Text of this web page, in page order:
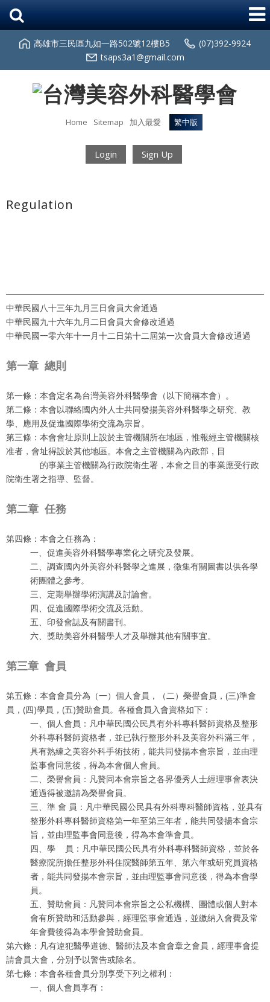
高雄市三民區九如一路502號12樓B5
(07)392-9924
tsaps3a1@gmail.com
Home Sitemap 加入最愛 繁中版
Login Sign Up
Regulation
中華民國八十三年九月三日會員大會通過
中華民國九十六年九月二日會員大會修改通過
中華民國一零六年十一月十二日第十二屆第一次會員大會修改通過
第一章 總則
第一條：本會定名為台灣美容外科醫學會（以下簡稱本會）。
第二條：本會以聯絡國內外人士共同發揚美容外科醫學之研究、教
學、應用及促進國際學術交流為宗旨。
第三條：本會會址原則上設於主管機關所在地區，惟報經主管機關核
准者，會址得設於其他地區。本會之主管機關為內政部，目
的事業主管機關為行政院衛生署，本會之目的事業應受行政
院衛生署之指導、監督。
第二章 任務
第四條：本會之任務為：
一、促進美容外科醫學專業化之研究及發展。
二、調查國內外美容外科醫學之進展，徵集有關圖書以供各學
術團體之參考。
三、定期舉辦學術演講及討論會。
四、促進國際學術交流及活動。
五、印發會誌及有關書刊。
六、獎助美容外科醫學人才及舉辦其他有關事宜。
第三章 會員
第五條：本會會員分為（一）個人會員，（二）榮譽會員，(三)準會
員，(四)學員，(五)贊助會員。各種會員入會資格如下：
一、個人會員：凡中華民國公民具有外科專科醫師資格及整形
外科專科醫師資格者，並已執行整形外科及美容外科滿三年，
具有熟練之美容外科手術技術，能共同發揚本會宗旨，並由理
監事會同意後，得為本會個人會員。
二、榮譽會員：凡贊同本會宗旨之各界優秀人士經理事會表決
通過得被邀請為榮譽會員。
三、準 會 員：凡中華民國公民具有外科專科醫師資格，並具有
整形外科專科醫師資格第一年至第三年者，能共同發揚本會宗
旨，並由理監事會同意後，得為本會準會員。
四、學 員：凡中華民國公民具有外科專科醫師資格，並於各
醫療院所擔任整形外科住院醫師第五年、第六年或研究員資格
者，能共同發揚本會宗旨，並由理監事會同意後，得為本會學
員。
五、贊助會員：凡贊同本會宗旨之公私機構、團體或個人對本
會有所贊助和活動參與，經理監事會通過，並繳納入會費及常
年會費後得為本學會贊助會員。
第六條：凡有違犯醫學道德、醫師法及本會會章之會員，經理事會提
請會員大會，分別予以警告或除名。
第七條：本會各種會員分別享受下列之權利：
一、個人會員享有：